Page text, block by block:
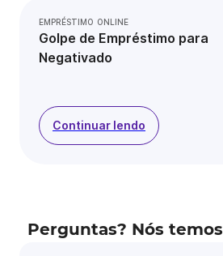
EMPRÉSTIMO ONLINE
Golpe de Empréstimo para
Negativado
Continuar lendo
Perguntas? Nós